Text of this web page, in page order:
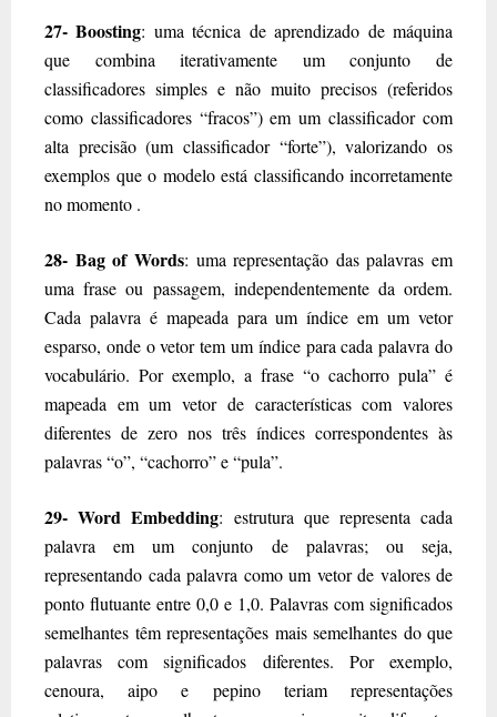
27- Boosting: uma técnica de aprendizado de máquina
que combina iterativamente um conjunto de
classificadores simples e não muito precisos (referidos
como classificadores “fracos”) em um classificador com
alta precisão (um classificador “forte”), valorizando os
exemplos que o modelo está classificando incorretamente
no momento .
28- Bag of Words: uma representação das palavras em
uma frase ou passagem, independentemente da ordem.
Cada palavra é mapeada para um índice em um vetor
esparso, onde o vetor tem um índice para cada palavra do
vocabulário. Por exemplo, a frase “o cachorro pula” é
mapeada em um vetor de características com valores
diferentes de zero nos três índices correspondentes às
palavras “o”, “cachorro” e “pula”.
29- Word Embedding: estrutura que representa cada
palavra em um conjunto de palavras; ou seja,
representando cada palavra como um vetor de valores de
ponto flutuante entre 0,0 e 1,0. Palavras com significados
semelhantes têm representações mais semelhantes do que
palavras com significados diferentes. Por exemplo,
cenoura, aipo e pepino teriam representações